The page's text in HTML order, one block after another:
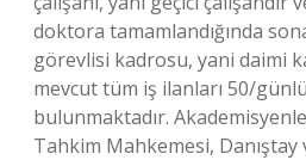
doktora tamamlandığında
görevlisi kadrosu, yani daimi
mevcut tüm iş ilanları 50/
bulunmaktadır.
Tahkim Mahkemesi, Danıştay